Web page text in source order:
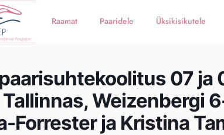
Raamat Paaridele Üksikisikutele
07 ja
Weizenbergi
Forrester ja Kristina